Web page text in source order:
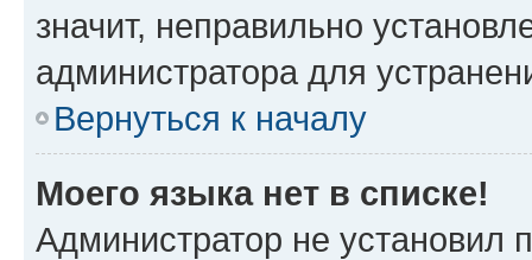
значит, неправильно
администратора для
Вернуться к началу
Моего языка нет в списке!
Администратор не установил